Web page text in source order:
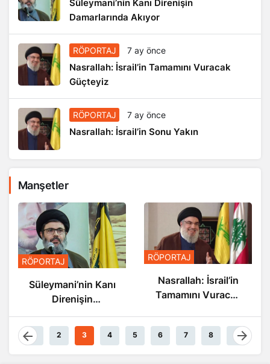
Süleymani’nin Kanı Direnişin
Damarlarında Akıyor
RÖPORTAJ 7 ay önce
Nasrallah: İsrail’in Tamamını Vuracak
Güçteyiz
RÖPORTAJ 7 ay önce
Nasrallah: İsrail’in Sonu Yakın
Manşetler
Kanı
Direnişin
Damarlarında
Akıyor
RÖPORTAJ
Nasrallah: İsrail’in
Tamamını Vuracak
1 2 3 4 5 6 7 8 9